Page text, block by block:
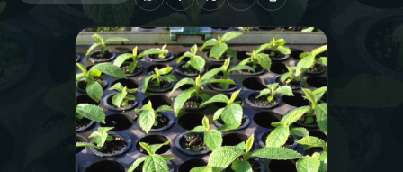
PROGRAMAÇÃO
PROGRAMAS
PODCASTS